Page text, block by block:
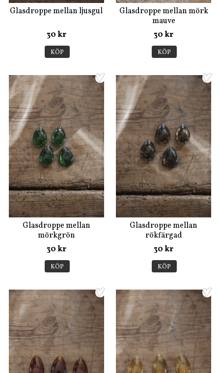
Glasdroppe mellan ljusgul
30 kr
KÖP
Glasdroppe mellan mörk
mauve
30 kr
KÖP
Glasdroppe mellan
mörkgrön
30 kr
KÖP
Glasdroppe mellan
rökfärgad
30 kr
KÖP